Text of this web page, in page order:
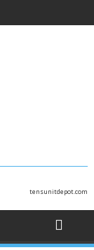
tensunitdepot.com